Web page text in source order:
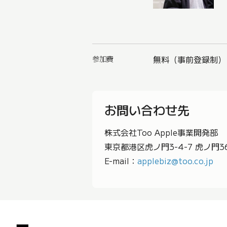
参加費 無料（事前登録制）
お問い合わせ先
株式会社Too Apple事業開発部
東京都港区虎ノ門3-4-7 虎ノ門
E-mail： applebiz@too.co.jp